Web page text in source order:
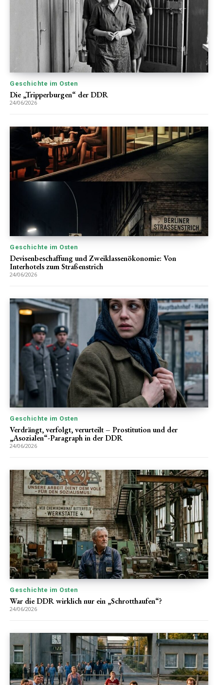
Geschichte im Osten
Die „Tripperburgen“ der DDR
24/06/2026
Geschichte im Osten
Devisenbeschaffung und Zweiklassenökonomie: Von
Interhotels zum Straßenstrich
24/06/2026
Geschichte im Osten
Verdrängt, verfolgt, verurteilt – Prostitution und der
„Asozialen“-Paragraph in der DDR
24/06/2026
Geschichte im Osten
War die DDR wirklich nur ein „Schrotthaufen“?
24/06/2026